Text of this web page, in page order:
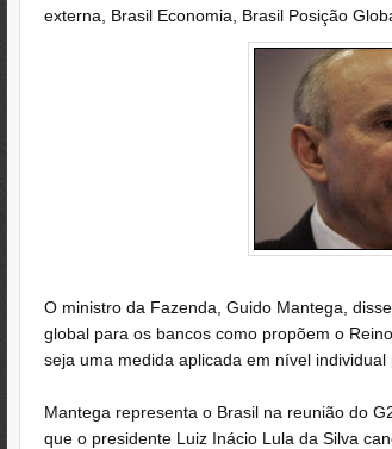
externa
Brasil Economia Brasil Posição
O ministro da Fazenda, Guido Mantega,
global para os bancos como propõem o
seja uma medida aplicada em nível individual
Mantega representa o Brasil na reunião do
que o presidente Luiz Inácio Lula da Silva